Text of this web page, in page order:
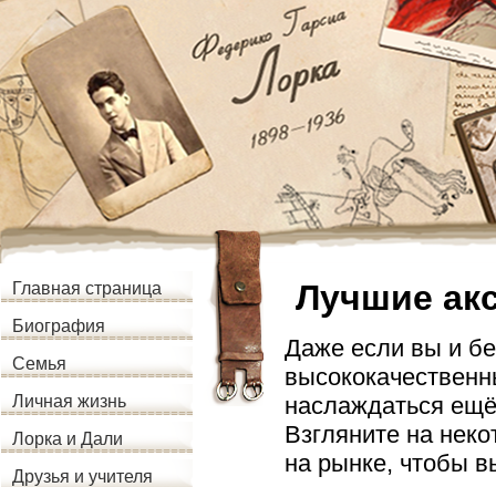
Главная страница
Биография
Семья
Личная жизнь
Лорка и Дали
Друзья и учителя
Лучшие
Даже если вы и
наслаждаться
Взгляните на
на рынке, чтобы